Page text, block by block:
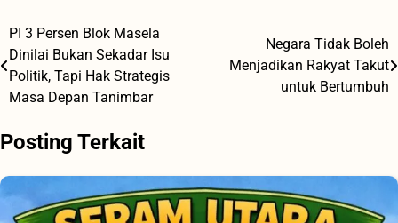
Navigasi
pos
PI 3 Persen Blok Masela
Dinilai Bukan Sekadar Isu
Politik, Tapi Hak Strategis
Masa Depan Tanimbar
Negara Tidak Boleh
Menjadikan Rakyat Takut
untuk Bertumbuh
Posting Terkait